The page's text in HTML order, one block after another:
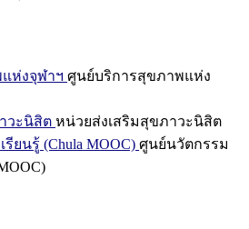
ห่งจุฬาฯ ศูนย์บริการสุขภาพแห่ง
วะนิสิต หน่วยส่งเสริมสุขภาวะนิสิต
ยนรู้ (Chula MOOC) ศูนย์นวัตกรรม